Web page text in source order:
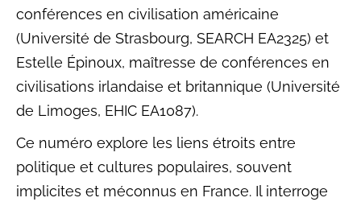
conférences en civilisation américaine
(Université de Strasbourg, SEARCH EA2325) et
Estelle Épinoux, maîtresse de conférences en
civilisations irlandaise et britannique (Université
de Limoges, EHIC EA1087).
Ce numéro explore les liens étroits entre
politique et cultures populaires, souvent
implicites et méconnus en France. Il interroge